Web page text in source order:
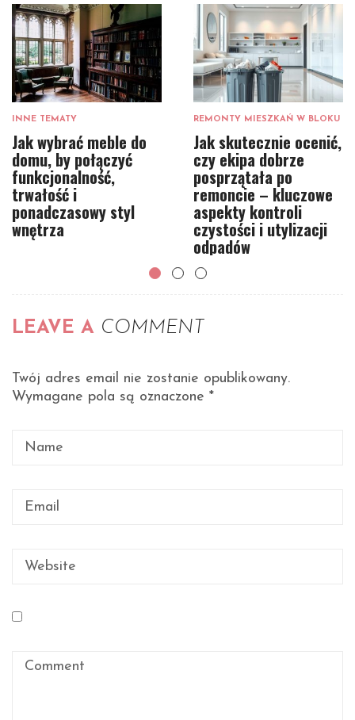
INNE TEMATY
Jak wybrać meble do
domu, by połączyć
funkcjonalność,
trwałość i
ponadczasowy styl
wnętrza
REMONTY MIESZKAŃ W BLOKU
Jak skutecznie ocenić,
czy ekipa dobrze
posprzątała po
remoncie – kluczowe
aspekty kontroli
czystości i utylizacji
odpadów
LEAVE A COMMENT
Twój adres email nie zostanie opublikowany.
Wymagane pola są oznaczone *